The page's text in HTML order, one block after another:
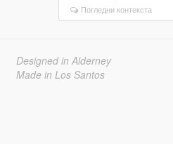
Погледни контекста
Designed in Alderney
Made in Los Santos